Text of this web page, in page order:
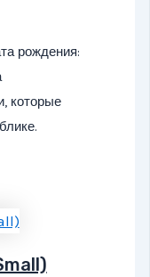
рождения:
которые